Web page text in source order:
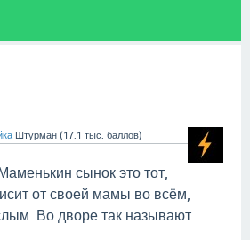
Штурман (17.1 тыс. баллов)
сынок это тот,
от своей мамы во всём,
Во дворе так называют